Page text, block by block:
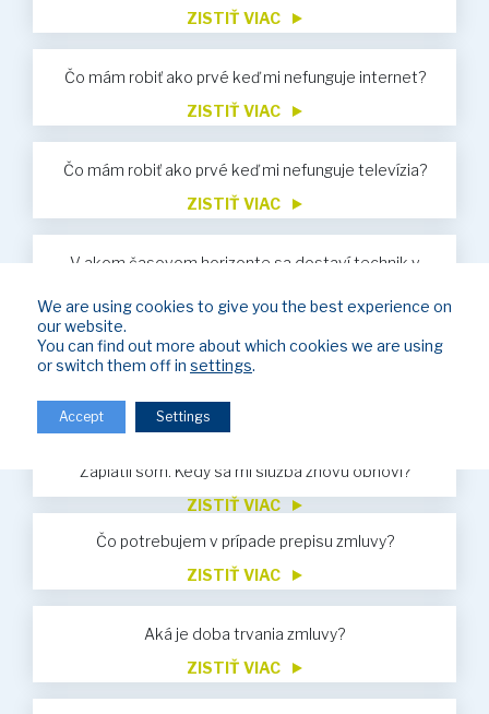
ZISTIŤ VIAC
Čo mám robiť ako prvé keď mi nefunguje internet?
ZISTIŤ VIAC
Čo mám robiť ako prvé keď mi nefunguje televízia?
ZISTIŤ VIAC
V akom časovom horizonte sa dostaví technik v
ZISTIŤ VIAC
Nevyhnutné údaje pre vykonávanie úhrad za služby
Zaplatil som. Kedy sa mi služba znovu obnoví?
ZISTIŤ VIAC
Čo potrebujem v prípade prepisu zmluvy?
ZISTIŤ VIAC
Aká je doba trvania zmluvy?
ZISTIŤ VIAC
We are using cookies to give you the best experience on
our website.
You can find out more about which cookies we are using
or switch them off in settings
Accept Settings